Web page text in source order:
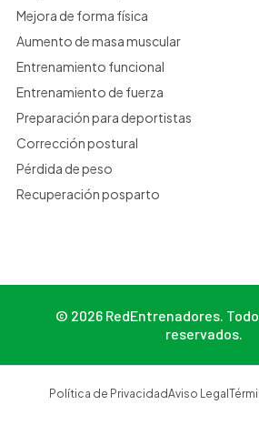
Mejora de forma física
Aumento de masa muscular
Entrenamiento funcional
Entrenamiento de fuerza
Preparación para deportistas
Corrección postural
Pérdida de peso
Recuperación posparto
© 2026 RedEntrenadores.
reservados.
Política de PrivacidadAviso Legal